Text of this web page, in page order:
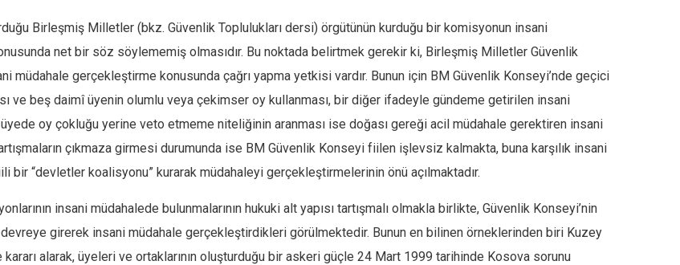
Birleşmiş Milletler (bkz. Güvenlik Toplulukları dersi) örgütünün kurduğu bir komisyonun insani
net bir söz söylememiş olmasıdır. Bu noktada belirtmek gerekir ki, Birleşmiş Milletler Güvenlik
müdahale gerçekleştirme konusunda çağrı yapma yetkisi vardır. Bunun için BM Güvenlik Konseyi’nde geçici
ve beş daimî üyenin olumlu veya çekimser oy kullanması, bir diğer ifadeyle gündeme getirilen insani
oy çokluğu yerine veto etmeme niteliğinin aranması ise doğası gereği acil müdahale gerektiren insani
çıkmaza girmesi durumunda ise BM Güvenlik Konseyi fiilen işlevsiz kalmakta, buna karşılık insani
“devletler koalisyonu” kurarak müdahaleyi gerçekleştirmelerinin önü açılmaktadır.
insani müdahalede bulunmalarının hukuki alt yapısı tartışmalı olmakla birlikte, Güvenlik Konseyi’nin
girerek insani müdahale gerçekleştirdikleri görülmektedir. Bunun en bilinen örneklerinden biri Kuzey
alarak, üyeleri ve ortaklarının oluşturduğu bir askeri güçle 24 Mart 1999 tarihinde Kosova sorunu